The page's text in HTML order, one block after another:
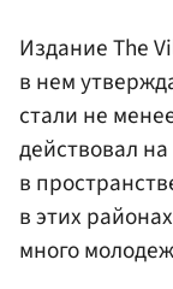
Издание The
в нем
стали не
действовал
в
в этих
много